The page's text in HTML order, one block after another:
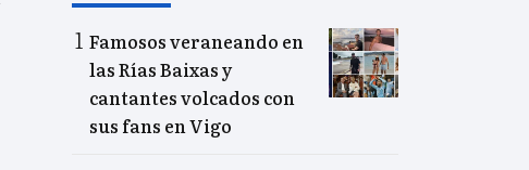
Famosos veraneando en
las Rías Baixas y
cantantes volcados con
sus fans en Vigo